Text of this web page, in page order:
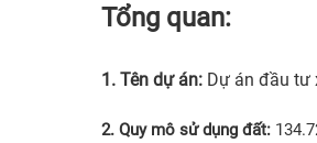
Tổng quan:
1. Tên dự án: Dự án đầu tư
2. Quy mô sử dụng đất: